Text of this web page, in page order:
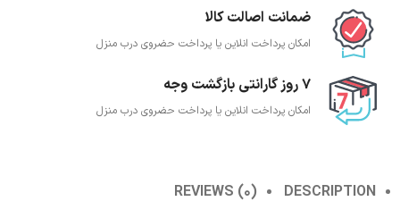
ضمانت اصالت کالا
امکان پرداخت انلاین یا پرداخت حضروی درب منزل
7 روز گارانتی بازگشت وجه
امکان پرداخت انلاین یا پرداخت حضروی درب منزل
DESCRIPTION
REVIEWS (0)